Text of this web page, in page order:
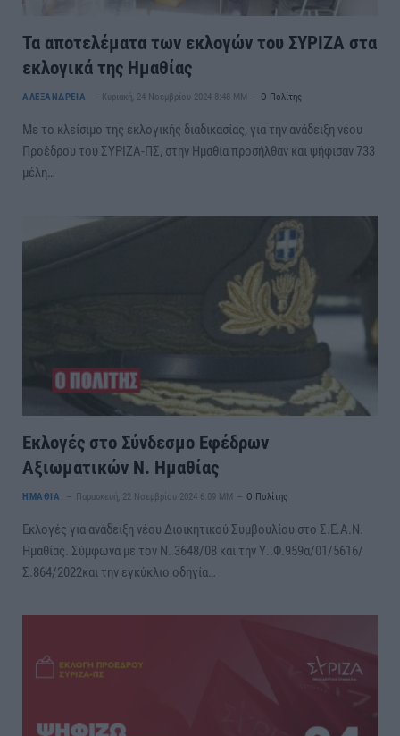
Τα αποτελέματα των εκλογών του ΣΥΡΙΖΑ στα
εκλογικά της Ημαθίας
ΑΛΕΞΑΝΔΡΕΙΑ Κυριακή, 24 Νοεμβρίου 2024 8:48 ΜΜ Ο Πολίτης
Με το κλείσιμο της εκλογικής διαδικασίας, για την ανάδειξη νέου
Προέδρου του ΣΥΡΙΖΑ-ΠΣ, στην Ημαθία προσήλθαν και ψήφισαν 733
μέλη…
Εκλογές στο Σύνδεσμο Εφέδρων
Αξιωματικών Ν. Ημαθίας
ΗΜΑΘΙΑ Παρασκευή, 22 Νοεμβρίου 2024 6:09 ΜΜ Ο Πολίτης
Εκλογές για ανάδειξη νέου Διοικητικού Συμβουλίου στο Σ.Ε.Α.Ν.
Ημαθίας. Σύμφωνα με τον Ν. 3648/08 και την Υ..Φ.959α/01/5616/
Σ.864/2022και την εγκύκλιο οδηγία…